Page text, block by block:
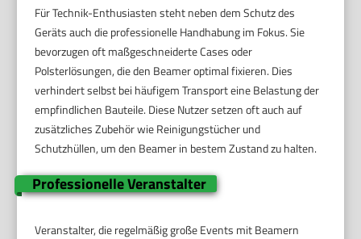
Für Technik-Enthusiasten steht neben dem Schutz des
Geräts auch die professionelle Handhabung im Fokus. Sie
bevorzugen oft maßgeschneiderte Cases oder
Polsterlösungen, die den Beamer optimal fixieren. Dies
verhindert selbst bei häufigem Transport eine Belastung der
empfindlichen Bauteile. Diese Nutzer setzen oft auch auf
zusätzliches Zubehör wie Reinigungstücher und
Schutzhüllen, um den Beamer in bestem Zustand zu halten.
Professionelle Veranstalter
Veranstalter, die regelmäßig große Events mit Beamern